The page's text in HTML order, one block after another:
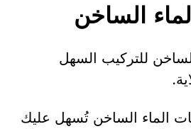
الساخن
للتركيب السهل
الماء الساخن تُسهل عليك